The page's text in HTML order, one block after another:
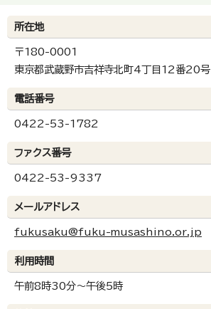
所在地
〒180-0001
東京都武蔵野市吉祥寺北町4丁目12番20号
電話番号
0422-53-1782
ファクス番号
0422-53-9337
メールアドレス
fukusaku@fuku-musashino.or.jp
利用時間
午前8時30分～午後5時